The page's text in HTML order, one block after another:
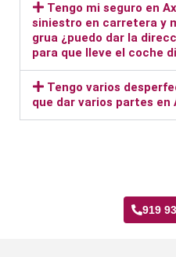
Tengo mi seguro en
siniestro en carretera y
grua ¿puedo dar la
para que lleve el coche
Tengo varios
que dar varios partes en
919